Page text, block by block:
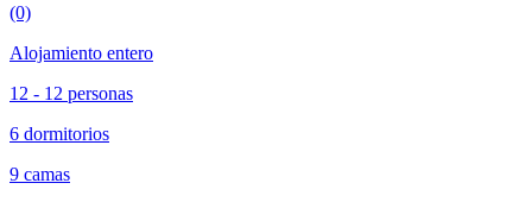
(0)
Alojamiento entero
12 - 12 personas
6 dormitorios
9 camas